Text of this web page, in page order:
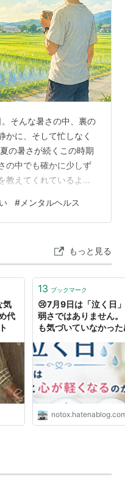
そんな暑さの中、裏の
かに、そして忙しなく
の暑さが続くこの時期
の中でも確かに少しず
教えてくれているよう
化に気づけた朝でし
く 今の自分にとって、
い自分」はどこでしょ
いう方も多くいらっし
じっくり考…
# メンタルヘルス
もっと見る
気
代
13 ブックマーク
😢7月9日は「泣く日
弱さではありません
も気づいていなかっ
す。 今日は、自分の
いよ」と言ってあげ
なサイン - 心の小さな